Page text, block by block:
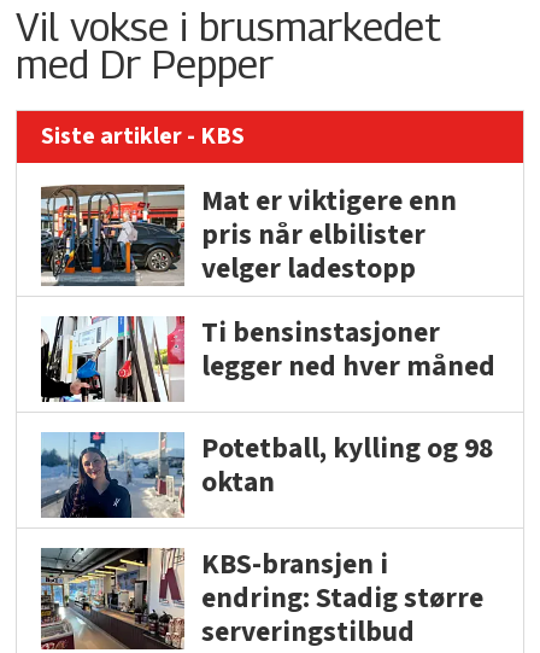
Vil vokse i brusmarkedet
med Dr Pepper
Siste artikler - KBS
Mat er viktigere enn
pris når elbilister
velger ladestopp
Ti bensinstasjoner
legger ned hver måned
Potetball, kylling og 98
oktan
KBS-bransjen i
endring: Stadig større
serveringstilbud